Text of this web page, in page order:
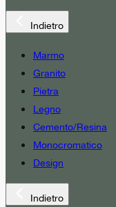
Indietro
Marmo
Granito
Pietra
Legno
Cemento/Resina
Monocromatico
Design
Indietro